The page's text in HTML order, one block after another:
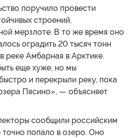
поручило провести
строений,
мерзлоте. В то же время оно
оградить 20 тысяч тонн
реке Амбарная в Арктике.
еще хуже, но мы
и перекрыли реку, пока
Пясино», — объясняет
сообщили российским
попало в озеро. Оно